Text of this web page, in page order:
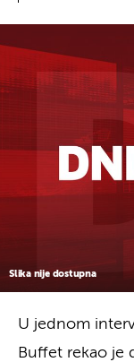
Slika nije dostupna
U jednom
Buffet rekao je